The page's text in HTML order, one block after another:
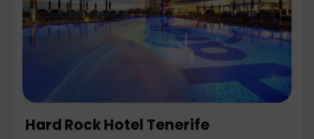
Hard Rock Hotel Tenerife